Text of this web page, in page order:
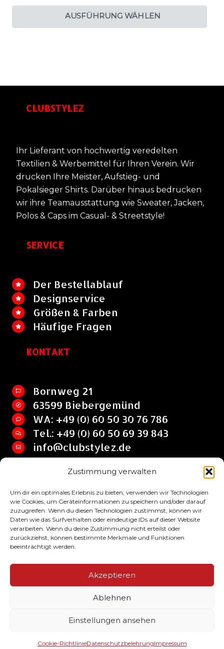
Zustimmung verwalten
Um dir ein optimales Erlebnis zu bieten, verwenden wir Technologien
wie Cookies, um Geräteinformationen zu speichern und/oder darauf
zuzugreifen. Wenn du diesen Technologien zustimmst, können wir
Daten wie das Surfverhalten oder eindeutige IDs auf dieser Website
verarbeiten. Wenn du deine Zustimmung nicht erteilst oder
zurückziehst, können bestimmte Merkmale und Funktionen
beeinträchtigt werden.
Akzeptieren
Ablehnen
Einstellungen ansehen
Cookie-RichtlinieDatenschutzbelehrungImpressum
AUSFÜHRUNG WÄHLEN
CLUBSTYLEZ
Ihr Lieferant von hochwertig veredelten
Textilien & Werbemittel für Ihren Verein. Wir
drucken Ihre Meister, Aufstieg- und
Pokalsieger Shirts. Darüber hinaus bedrucken
wir ihre Teamausstattung wie Sweater, Jacken,
Polos & Caps im Casual- & Streetstyle!
SERVICE
Der Bestellablauf
Designservice
Größen & Farben
Häufige Fragen
KONTAKT
Bornweg 21
63599 Biebergemünd
WA: +49 (0) 60 50 30 76 786
Tel.: +49 (0) 60 50 69 39 843
info@clubstylez.de
Clubstylez © 2017 by SHIRT HQ Jan Lehrian
Impressum
AGB
Alle Preise inkl. der gesetzlichen MwSt.